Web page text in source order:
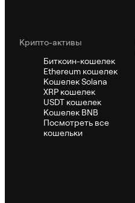
Крипто-активы
Биткоин-кошелек
Ethereum кошелек
Кошелек Solana
XRP кошелек
USDT кошелек
Кошелек BNB
Посмотреть все
кошельки